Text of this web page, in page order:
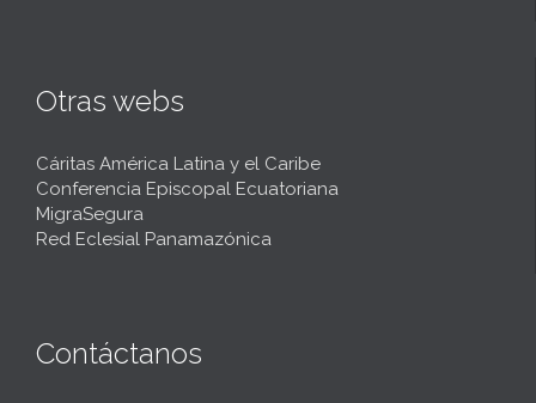
Otras webs
Cáritas América Latina y el Caribe
Conferencia Episcopal Ecuatoriana
MigraSegura
Red Eclesial Panamazónica
Contáctanos